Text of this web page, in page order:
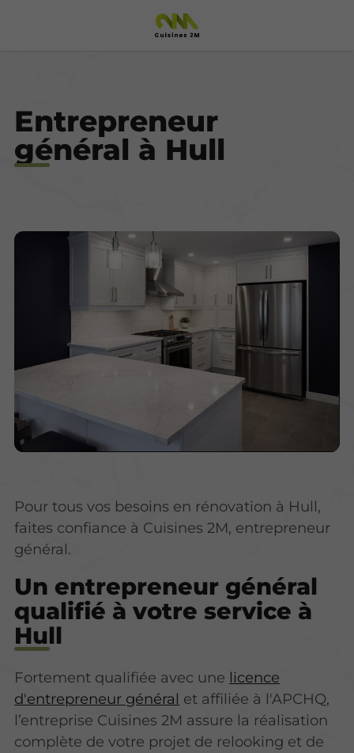
Entrepreneur
général à Hull
Pour tous vos besoins en rénovation à Hull,
faites confiance à Cuisines 2M, entrepreneur
général.
Un entrepreneur général
qualifié à votre service à
Hull
Fortement qualifiée avec une licence
d'entrepreneur général et affiliée à l'APCHQ,
l’entreprise Cuisines 2M assure la réalisation
complète de votre projet de relooking et de